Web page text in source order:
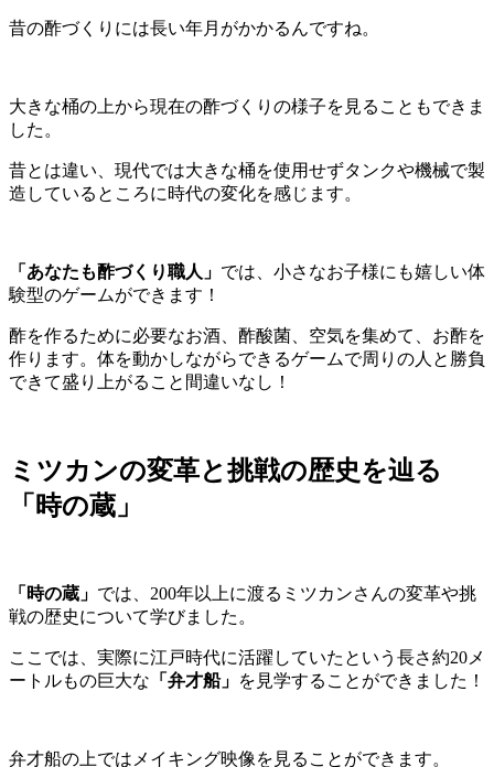
昔の酢づくりには長い年月がかかるんですね。
大きな桶の上から現在の酢づくりの様子を見ることもできま
した。
昔とは違い、現代では大きな桶を使用せずタンクや機械で製
造しているところに時代の変化を感じます。
「あなたも酢づくり職人」 では、小さなお子様にも嬉しい体
験型のゲームができます！
酢を作るために必要なお酒、酢酸菌、空気を集めて、お酢を
作ります。体を動かしながらできるゲームで周りの人と勝負
できて盛り上がること間違いなし！
ミツカンの変革と挑戦の歴史を辿る
「時の蔵」
「時の蔵」 では、200年以上に渡るミツカンさんの変革や挑
戦の歴史について学びました。
ここでは、実際に江戸時代に活躍していたという長さ約20メ
ートルもの巨大な 「弁才船」 を見学することができました！
弁才船の上ではメイキング映像を見ることができます。